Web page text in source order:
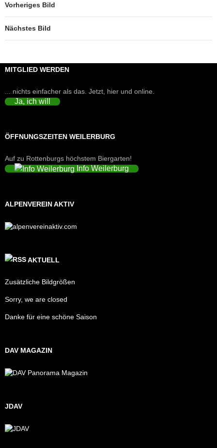
Vorheriges Bild
Nächstes Bild
MITGLIED WERDEN
... nichts einfacher als das. Jetzt, hier und online.
Ja, ich will
ÖFFNUNGSZEITEN WEILERBURG
Auf zu Rottenburgs höchstem Biergarten!
Info Weilerburg
ALPENVEREIN AKTIV
AKTUELL
Zusätzliche Bildgrößen
Sorry, we are closed
Danke für eine schöne Saison
DAV MAGAZIN
JDAV